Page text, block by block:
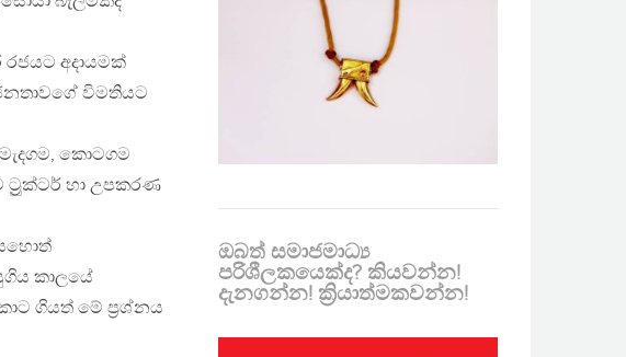
අදායමක්
විමතියට
කොටගම
හා උපකරණ
කාලයේ
ගියත් මේ ප්‍රශ්නය
ඔබත් සමාජමාධ්‍ය
පරිශීලකයෙක්ද? කියවන්න!
දැනගන්න! ක්‍රියාත්මකවන්න!